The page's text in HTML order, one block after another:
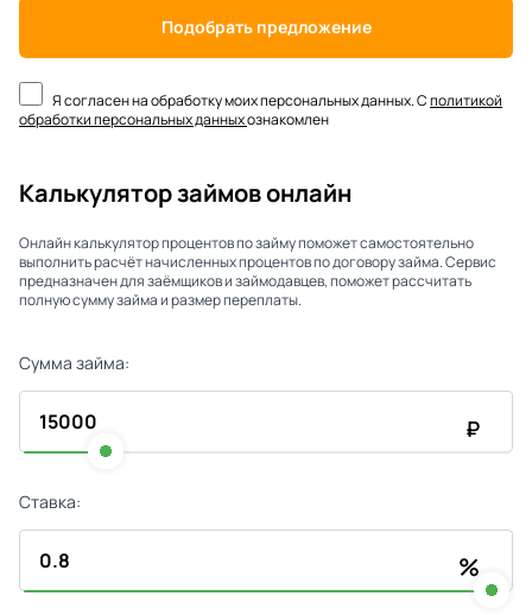
Подобрать предложение
Я согласен на обработку моих персональных данных. Сполитикой
обработки персональных данныхознакомлен
Калькулятор займов онлайн
Онлайн калькулятор процентов по займу поможет самостоятельно
выполнить расчёт начисленных процентов по договору займа. Сервис
предназначен для заёмщиков и займодавцев, поможет рассчитать
полную сумму займа и размер переплаты.
Сумма займа:
₽
Ставка:
%